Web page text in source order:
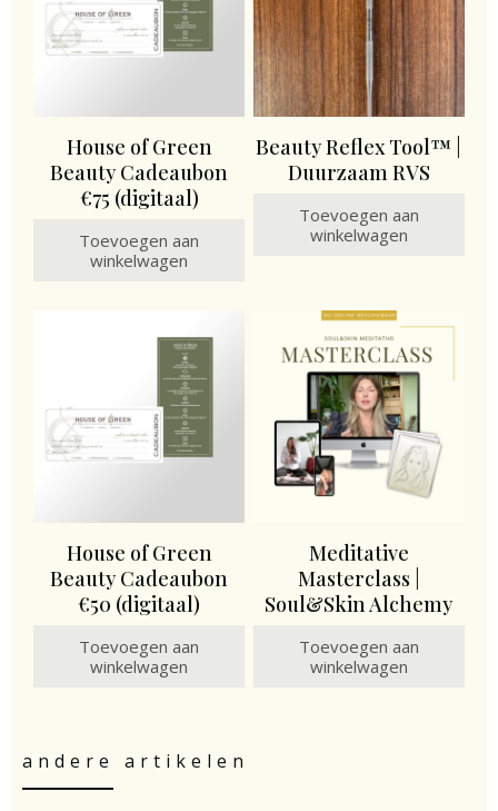
House of Green
Beauty Cadeaubon
€75 (digitaal)
Toevoegen aan
winkelwagen
Beauty Reflex Tool™ |
Duurzaam RVS
Toevoegen aan
winkelwagen
House of Green
Beauty Cadeaubon
€50 (digitaal)
Toevoegen aan
winkelwagen
Meditative
Masterclass |
Soul&Skin Alchemy
Toevoegen aan
winkelwagen
andere artikelen